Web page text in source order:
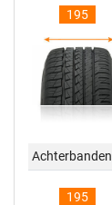
195
Achterbanden
195